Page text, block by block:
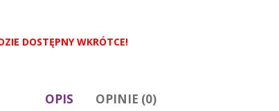
OPIS OPINIE (0)